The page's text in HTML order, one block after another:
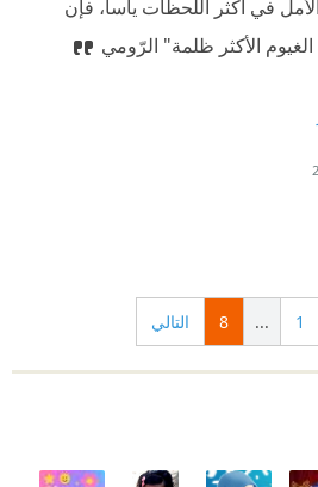
في أكثر اللحظات يأساً، فإن
الغيوم الأكثر ظلمة" ‫ الرّومي
1
...
8 التالي